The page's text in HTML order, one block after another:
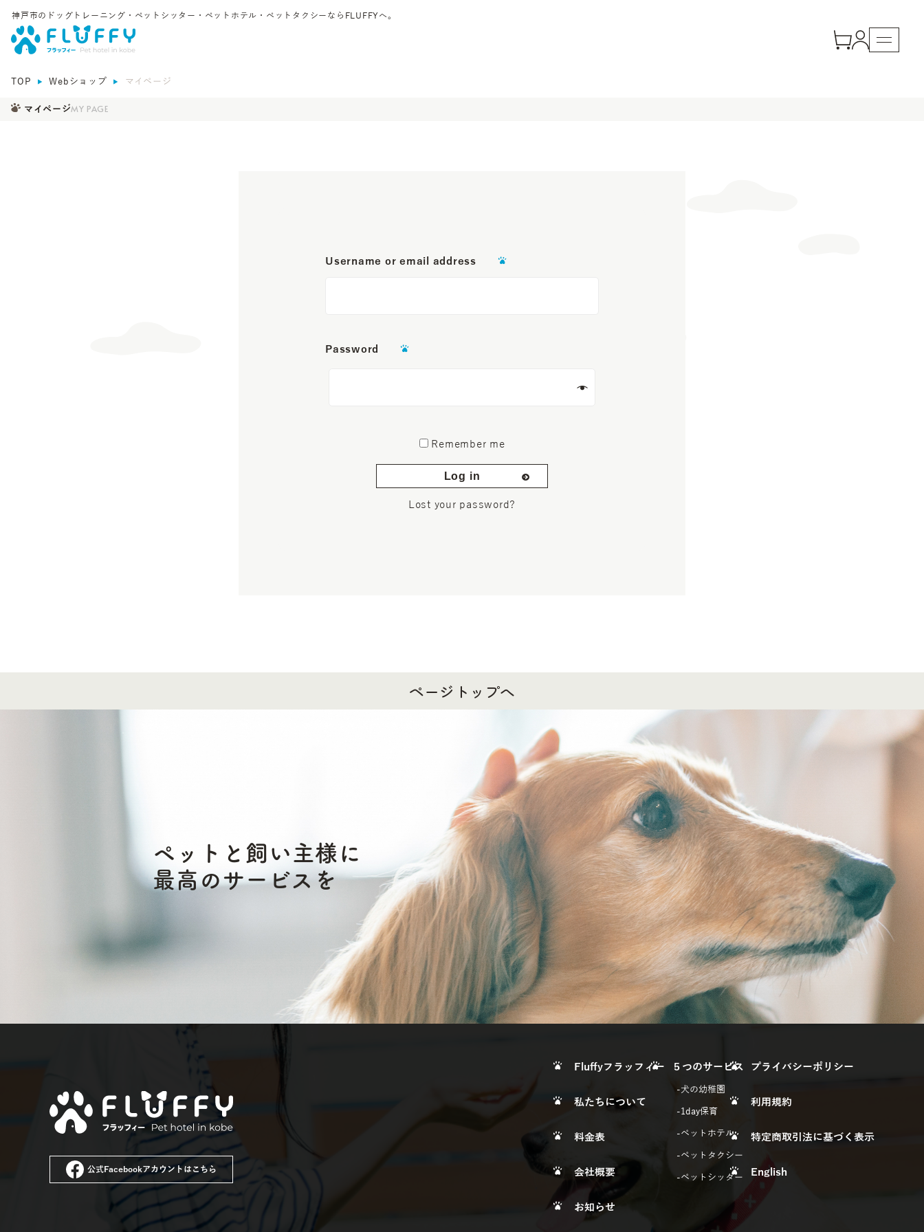
神戸市のドッグトレーニング・ペットシッター・ペットホテル・ ペットタクシーならFLUFFYへ。
TOP Webショップ マイページ
マイページMY PAGE
Username or email address
Password
Remember me
Log in
Lost your password?
ページトップへ
ペットと飼い主様に
最高のサービスを
公式Facebookアカウントはこちら
Fluffyフラッフィー
私たちについて
料金表
会社概要
お知らせ
５つのサービス
犬の幼稚園
1day保育
ペットホテル
ペットタクシー
ペットシッター
プライバシーポリシー
利用規約
特定商取引法に基づく表示
English